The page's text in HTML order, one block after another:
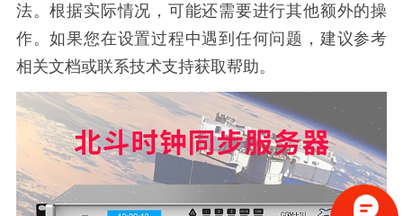
法。根据实际情况，可能还需要进行其他额外的操
作。如果您在设置过程中遇到任何问题，建议参考
相关文档或联系技术支持获取帮助。